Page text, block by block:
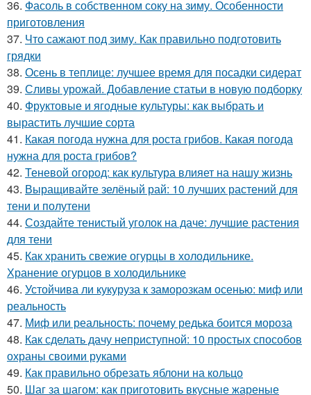
36. Фасоль в собственном соку на зиму. Особенности
приготовления
37. Что сажают под зиму. Как правильно подготовить
грядки
38. Осень в теплице: лучшее время для посадки сидерат
39. Сливы урожай. Добавление статьи в новую подборку
40. Фруктовые и ягодные культуры: как выбрать и
вырастить лучшие сорта
41. Какая погода нужна для роста грибов. Какая погода
нужна для роста грибов?
42. Теневой огород: как культура влияет на нашу жизнь
43. Выращивайте зелёный рай: 10 лучших растений для
тени и полутени
44. Создайте тенистый уголок на даче: лучшие растения
для тени
45. Как хранить свежие огурцы в холодильнике.
Хранение огурцов в холодильнике
46. Устойчива ли кукуруза к заморозкам осенью: миф или
реальность
47. Миф или реальность: почему редька боится мороза
48. Как сделать дачу неприступной: 10 простых способов
охраны своими руками
49. Как правильно обрезать яблони на кольцо
50. Шаг за шагом: как приготовить вкусные жареные